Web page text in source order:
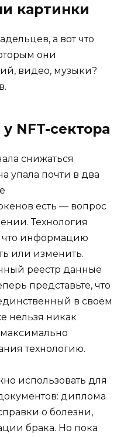
картинки
а вот что
они
видео, музыки?
NFT-сектора
снижаться
упала почти в два
есть — вопрос
Технология
что информацию
или изменить.
реестр данные
представьте, что
в своем
нельзя никак
технологию.
использовать для
диплома
о болезни,
брака. Но пока